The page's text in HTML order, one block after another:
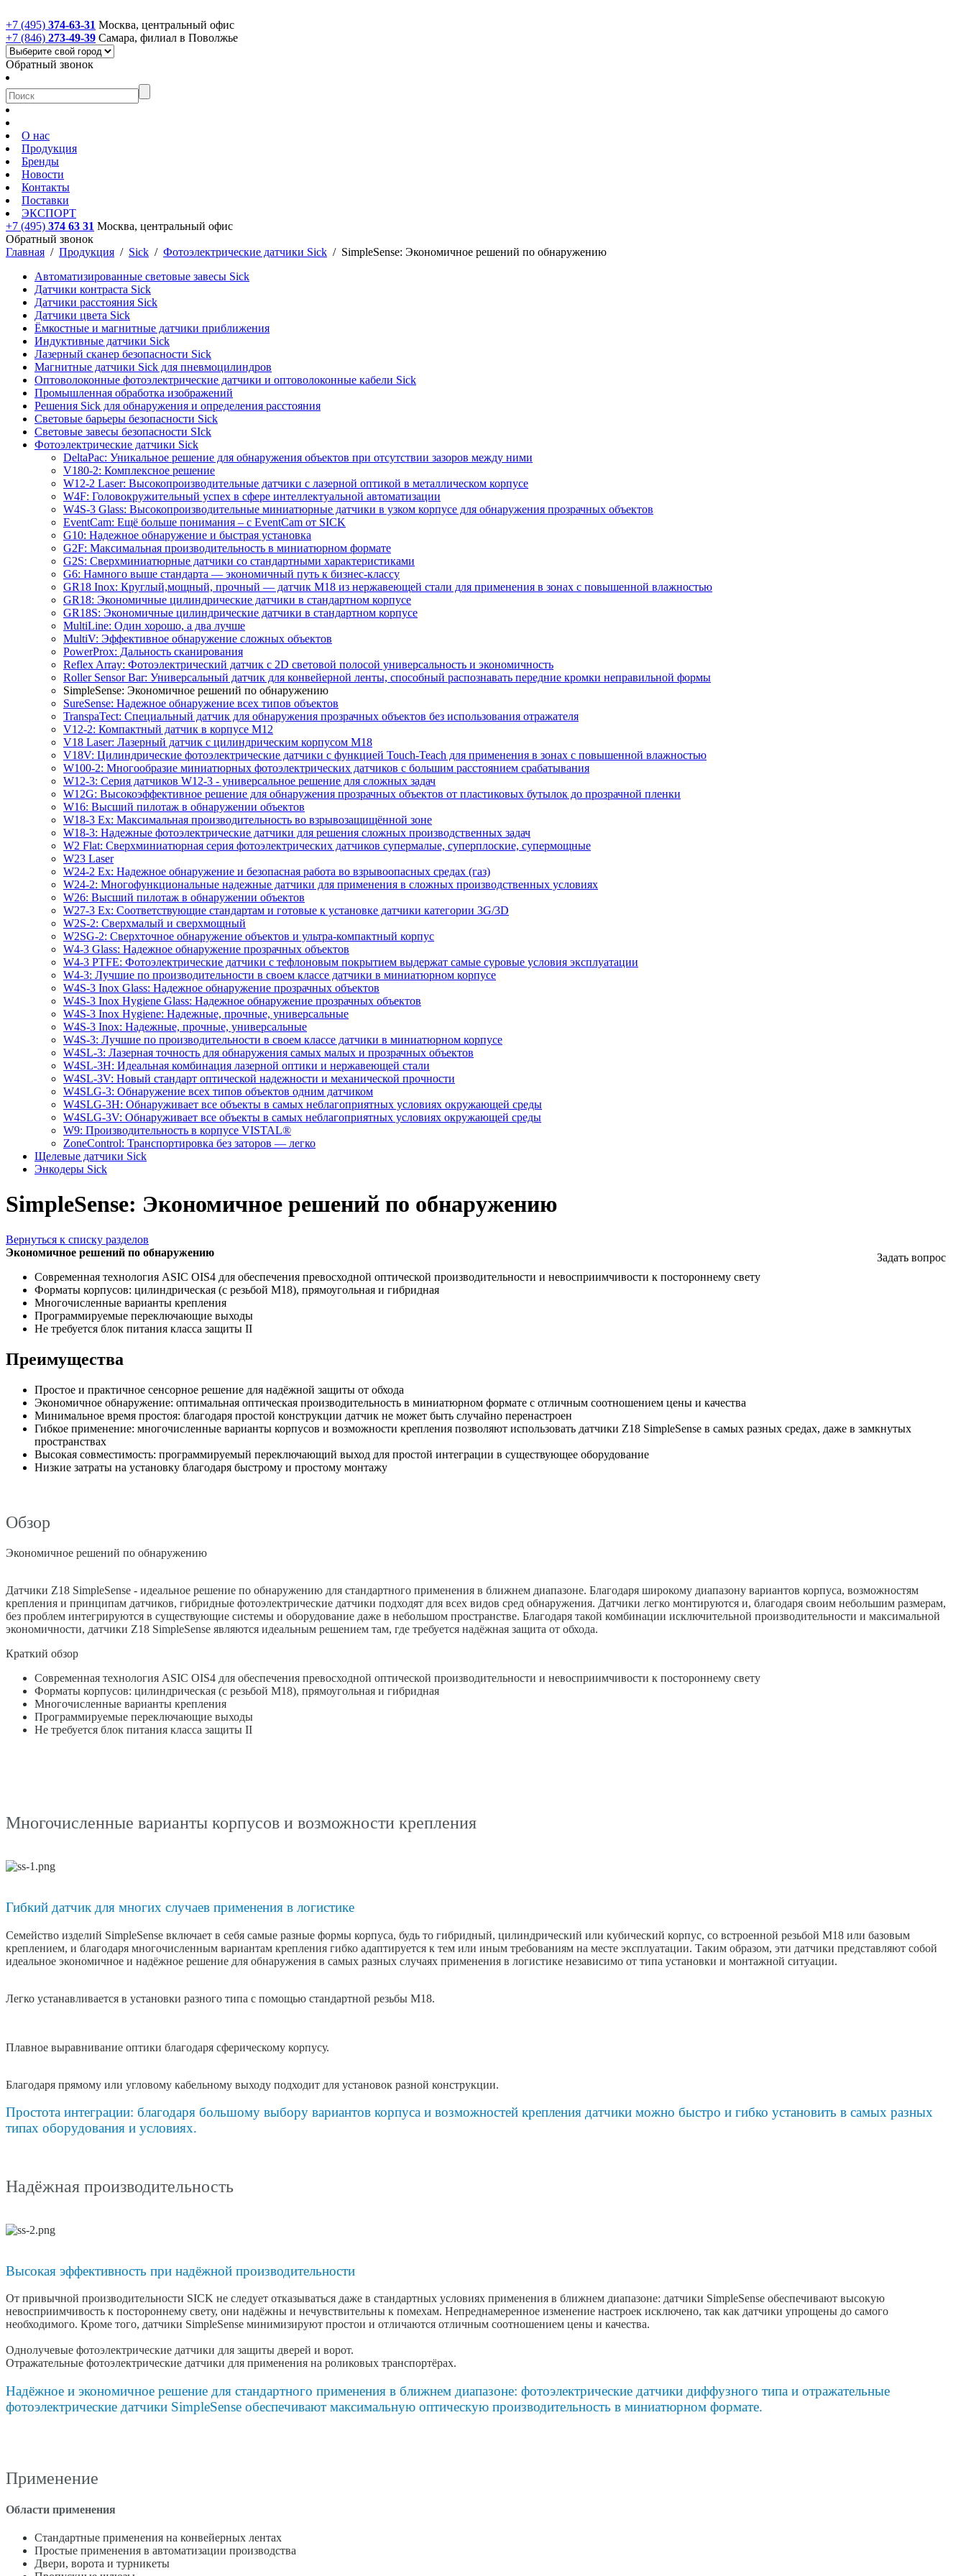
+7 (495) 374-63-31 Москва, центральный офис
+7 (846) 273-49-39 Самара, филиал в Поволжье
Обратный звонок
О нас
Продукция
Бренды
Новости
Контакты
Поставки
ЭКСПОРТ
+7 (495) 374 63 31 Москва, центральный офис
Обратный звонок
Главная / Продукция / Sick / Фотоэлектрические датчики Sick / SimpleSense: Экономичное решений по обнаружению
Автоматизированные световые завесы Sick
Датчики контраста Sick
Датчики расстояния Sick
Датчики цвета Sick
Ёмкостные и магнитные датчики приближения
Индуктивные датчики Sick
Лазерный сканер безопасности Sick
Магнитные датчики Sick для пневмоцилиндров
Оптоволоконные фотоэлектрические датчики и оптоволоконные кабели Sick
Промышленная обработка изображений
Решения Sick для обнаружения и определения расстояния
Световые барьеры безопасности Sick
Световые завесы безопасности SIck
Фотоэлектрические датчики Sick
DeltaPac: Уникальное решение для обнаружения объектов при отсутствии зазоров между ними
V180-2: Комплексное решение
W12-2 Laser: Высокопроизводительные датчики с лазерной оптикой в металлическом корпусе
W4F: Головокружительный успех в сфере интеллектуальной автоматизации
W4S-3 Glass: Высокопроизводительные миниатюрные датчики в узком корпусе для обнаружения прозрачных объектов
EventCam: Ещё больше понимания – с EventCam от SICK
G10: Надежное обнаружение и быстрая установка
G2F: Максимальная производительность в миниатюрном формате
G2S: Сверхминиатюрные датчики со стандартными характеристиками
G6: Намного выше стандарта — экономичный путь к бизнес-классу
GR18 Inox: Круглый,мощный, прочный — датчик M18 из нержавеющей стали для применения в зонах с повышенной влажностью
GR18: Экономичные цилиндрические датчики в стандартном корпусе
GR18S: Экономичные цилиндрические датчики в стандартном корпусе
MultiLine: Один хорошо, а два лучше
MultiV: Эффективное обнаружение сложных объектов
PowerProx: Дальность сканирования
Reflex Array: Фотоэлектрический датчик с 2D световой полосой универсальность и экономичность
Roller Sensor Bar: Универсальный датчик для конвейерной ленты, способный распознавать передние кромки неправильной формы
SimpleSense: Экономичное решений по обнаружению
SureSense: Надежное обнаружение всех типов объектов
TranspaTect: Специальный датчик для обнаружения прозрачных объектов без использования отражателя
V12-2: Компактный датчик в корпусе M12
V18 Laser: Лазерный датчик с цилиндрическим корпусом M18
V18V: Цилиндрические фотоэлектрические датчики с функцией Touch-Teach для применения в зонах с повышенной влажностью
W100-2: Многообразие миниатюрных фотоэлектрических датчиков с большим расстоянием срабатывания
W12-3: Серия датчиков W12-3 - универсальное решение для сложных задач
W12G: Высокоэффективное решение для обнаружения прозрачных объектов от пластиковых бутылок до прозрачной пленки
W16: Высший пилотаж в обнаружении объектов
W18-3 Ex: Максимальная производительность во взрывозащищённой зоне
W18-3: Надежные фотоэлектрические датчики для решения сложных производственных задач
W2 Flat: Сверхминиатюрная серия фотоэлектрических датчиков супермалые, суперплоские, супермощные
W23 Laser
W24-2 Ex: Надежное обнаружение и безопасная работа во взрывоопасных средах (газ)
W24-2: Многофункциональные надежные датчики для применения в сложных производственных условиях
W26: Высший пилотаж в обнаружении объектов
W27-3 Ex: Соответствующие стандартам и готовые к установке датчики категории 3G/3D
W2S-2: Сверхмалый и сверхмощный
W2SG-2: Сверхточное обнаружение объектов и ультра-компактный корпус
W4-3 Glass: Надежное обнаружение прозрачных объектов
W4-3 PTFE: Фотоэлектрические датчики с тефлоновым покрытием выдержат самые суровые условия эксплуатации
W4-3: Лучшие по производительности в своем классе датчики в миниатюрном корпусе
W4S-3 Inox Glass: Надежное обнаружение прозрачных объектов
W4S-3 Inox Hygiene Glass: Надежное обнаружение прозрачных объектов
W4S-3 Inox Hygiene: Надежные, прочные, универсальные
W4S-3 Inox: Надежные, прочные, универсальные
W4S-3: Лучшие по производительности в своем классе датчики в миниатюрном корпусе
W4SL-3: Лазерная точность для обнаружения самых малых и прозрачных объектов
W4SL-3H: Идеальная комбинация лазерной оптики и нержавеющей стали
W4SL-3V: Новый стандарт оптической надежности и механической прочности
W4SLG-3: Обнаружение всех типов объектов одним датчиком
W4SLG-3H: Обнаруживает все объекты в самых неблагоприятных условиях окружающей среды
W4SLG-3V: Обнаруживает все объекты в самых неблагоприятных условиях окружающей среды
W9: Производительность в корпусе VISTAL®
ZoneControl: Транспортировка без заторов — легко
Щелевые датчики Sick
Энкодеры Sick
SimpleSense: Экономичное решений по обнаружению
Вернуться к списку разделов
Задать вопрос
Экономичное решений по обнаружению
Современная технология ASIC OIS4 для обеспечения превосходной оптической производительности и невосприимчивости к постороннему свету
Форматы корпусов: цилиндрическая (с резьбой М18), прямоугольная и гибридная
Многочисленные варианты крепления
Программируемые переключающие выходы
Не требуется блок питания класса защиты II
Преимущества
Простое и практичное сенсорное решение для надёжной защиты от обхода
Экономичное обнаружение: оптимальная оптическая производительность в миниатюрном формате с отличным соотношением цены и качества
Минимальное время простоя: благодаря простой конструкции датчик не может быть случайно перенастроен
Гибкое применение: многочисленные варианты корпусов и возможности крепления позволяют использовать датчики Z18 SimpleSense в самых разных средах, даже в замкнутых
пространствах
Высокая совместимость: программируемый переключающий выход для простой интеграции в существующее оборудование
Низкие затраты на установку благодаря быстрому и простому монтажу
Обзор
Экономичное решений по обнаружению
Датчики Z18 SimpleSense - идеальное решение по обнаружению для стандартного применения в ближнем диапазоне. Благодаря широкому диапазону вариантов корпуса, возможностям
крепления и принципам датчиков, гибридные фотоэлектрические датчики подходят для всех видов сред обнаружения. Датчики легко монтируются и, благодаря своим небольшим размерам,
без проблем интегрируются в существующие системы и оборудование даже в небольшом пространстве. Благодаря такой комбинации исключительной производительности и максимальной
экономичности, датчики Z18 SimpleSense являются идеальным решением там, где требуется надёжная защита от обхода.
Краткий обзор
Современная технология ASIC OIS4 для обеспечения превосходной оптической производительности и невосприимчивости к постороннему свету
Форматы корпусов: цилиндрическая (с резьбой М18), прямоугольная и гибридная
Многочисленные варианты крепления
Программируемые переключающие выходы
Не требуется блок питания класса защиты II
Многочисленные варианты корпусов и возможности крепления
Гибкий датчик для многих случаев применения в логистике
Семейство изделий SimpleSense включает в себя самые разные формы корпуса, будь то гибридный, цилиндрический или кубический корпус, со встроенной резьбой M18 или базовым
креплением, и благодаря многочисленным вариантам крепления гибко адаптируется к тем или иным требованиям на месте эксплуатации. Таким образом, эти датчики представляют собой
идеальное экономичное и надёжное решение для обнаружения в самых разных случаях применения в логистике независимо от типа установки и монтажной ситуации.
Легко устанавливается в установки разного типа с помощью стандартной резьбы M18.
Плавное выравнивание оптики благодаря сферическому корпусу.
Благодаря прямому или угловому кабельному выходу подходит для установок разной конструкции.
Простота интеграции: благодаря большому выбору вариантов корпуса и возможностей крепления датчики можно быстро и гибко установить в самых разных
типах оборудования и условиях.
Надёжная производительность
Высокая эффективность при надёжной производительности
От привычной производительности SICK не следует отказываться даже в стандартных условиях применения в ближнем диапазоне: датчики SimpleSense обеспечивают высокую
невосприимчивость к постороннему свету, они надёжны и нечувствительны к помехам. Непреднамеренное изменение настроек исключено, так как датчики упрощены до самого
необходимого. Кроме того, датчики SimpleSense минимизируют простои и отличаются отличным соотношением цены и качества.
Однолучевые фотоэлектрические датчики для защиты дверей и ворот.
Отражательные фотоэлектрические датчики для применения на роликовых транспортёрах.
Надёжное и экономичное решение для стандартного применения в ближнем диапазоне: фотоэлектрические датчики диффузного типа и отражательные
фотоэлектрические датчики SimpleSense обеспечивают максимальную оптическую производительность в миниатюрном формате.
Применение
Области применения
Стандартные применения на конвейерных лентах
Простые применения в автоматизации производства
Двери, ворота и турникеты